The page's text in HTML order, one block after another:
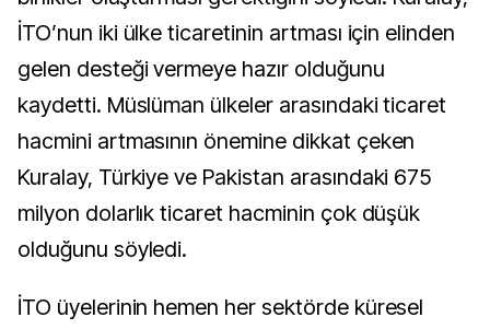
İTO’nun iki ülke ticaretinin artması için elinden
gelen desteği vermeye hazır olduğunu
kaydetti. Müslüman ülkeler arasındaki ticaret
hacmini artmasının önemine dikkat çeken
Kuralay, Türkiye ve Pakistan arasındaki 675
milyon dolarlık ticaret hacminin çok düşük
olduğunu söyledi.
İTO üyelerinin hemen her sektörde küresel